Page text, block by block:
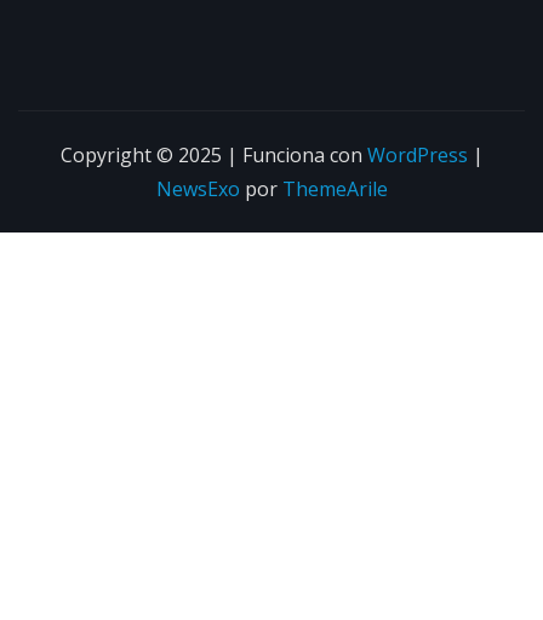
Copyright © 2025 | Funciona con WordPress |
NewsExo por ThemeArile